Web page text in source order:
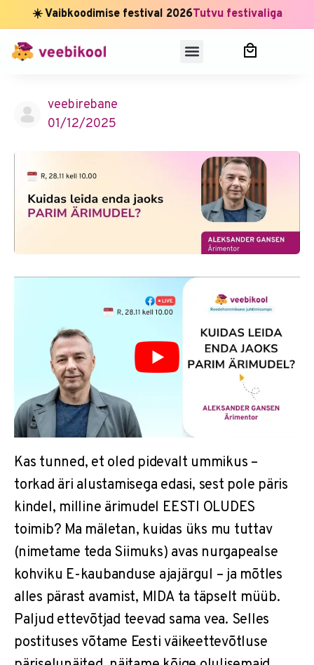
☀️ Vaibkoodimise festival 2026Tutvu festivaliga
veebirebane
01/12/2025
Kas tunned, et oled pidevalt ummikus –
torkad äri alustamisega edasi, sest pole päris
kindel, milline ärimudel EESTI OLUDES
toimib? Ma mäletan, kuidas üks mu tuttav
(nimetame teda Siimuks) avas nurgapealse
kohviku E-kaubanduse ajajärgul – ja mõtles
alles pärast avamist, MIDA ta täpselt müüb.
Paljud ettevõtjad teevad sama vea. Selles
postituses võtame Eesti väikeettevõtluse